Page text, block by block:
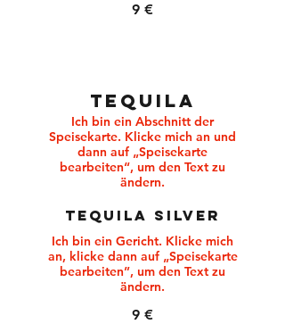
9 €
TEQUILA
Ich bin ein Abschnitt der
Speisekarte. Klicke mich an und
dann auf „Speisekarte
bearbeiten“, um den Text zu
ändern.
TEQUILA SILVER
Ich bin ein Gericht. Klicke mich
an, klicke dann auf „Speisekarte
bearbeiten”, um den Text zu
ändern.
9 €